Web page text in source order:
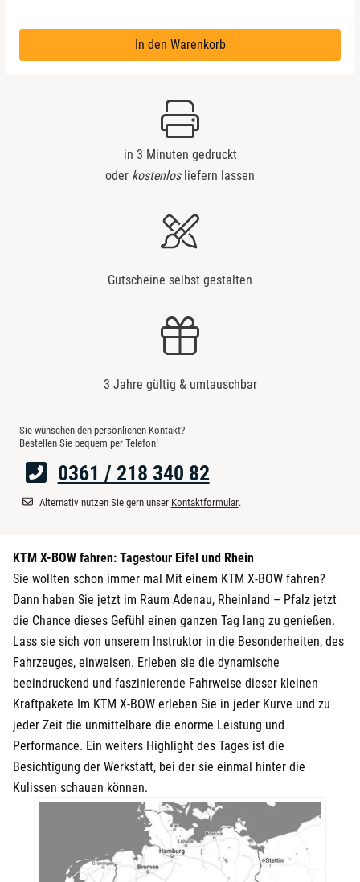
In den Warenkorb
in 3 Minuten gedruckt
oder kostenlosliefern lassen
Gutscheine selbst gestalten
3 Jahre gültig & umtauschbar
Sie wünschen den persönlichen Kontakt?
Bestellen Sie bequem per Telefon!
0361 / 218 340 82
Alternativ nutzen Sie gern unser Kontaktformular.
KTM X-BOW fahren: Tagestour Eifel und Rhein
Sie wollten schon immer mal Mit einem KTM X-BOW fahren?
Dann haben Sie jetzt im Raum Adenau, Rheinland – Pfalz jetzt
die Chance dieses Gefühl einen ganzen Tag lang zu genießen.
Lass sie sich von unserem Instruktor in die Besonderheiten, des
Fahrzeuges, einweisen. Erleben sie die dynamische
beeindruckend und faszinierende Fahrweise dieser kleinen
Kraftpakete Im KTM X-BOW erleben Sie in jeder Kurve und zu
jeder Zeit die unmittelbare die enorme Leistung und
Performance. Ein weiters Highlight des Tages ist die
Besichtigung der Werkstatt, bei der sie einmal hinter die
Kulissen schauen können.